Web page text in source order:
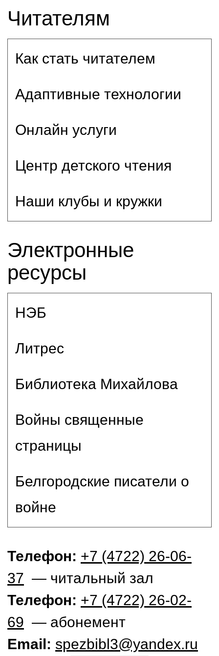
Читателям
Как стать читателем
Адаптивные технологии
Онлайн услуги
Центр детского чтения
Наши клубы и кружки
Электронные
ресурсы
НЭБ
Литрес
Библиотека Михайлова
Войны священные
страницы
Белгородские писатели о
войне
Телефон: +7 (4722) 26-06-
37 — читальный зал
Телефон: +7 (4722) 26-02-
69 — абонемент
Email: spezbibl3@yandex.ru